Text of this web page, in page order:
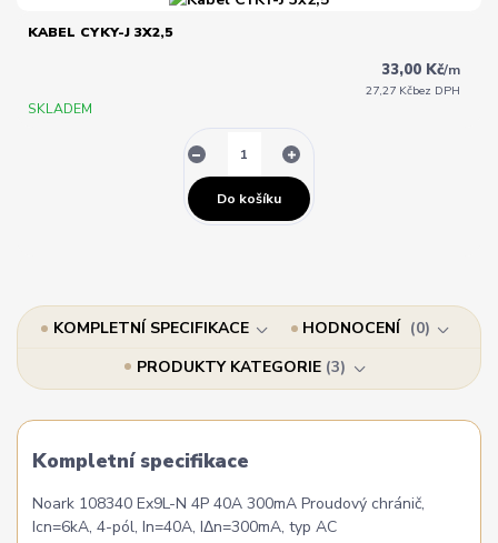
KABEL CYKY-J 3X2,5
33,00 Kč/m
27,27 Kčbez DPH
SKLADEM
Do košíku
KOMPLETNÍ SPECIFIKACE HODNOCENÍ
0
PRODUKTY KATEGORIE 3
Kompletní specifikace
Noark 108340 Ex9L-N 4P 40A 300mA Proudový chránič,
Icn=6kA, 4-pól, In=40A, IΔn=300mA, typ AC